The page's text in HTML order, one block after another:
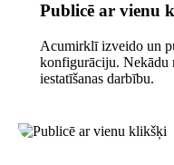
Publicē ar vienu
Acumirklī izveido un
konfigurāciju. Nekādu
iestatīšanas darbību.